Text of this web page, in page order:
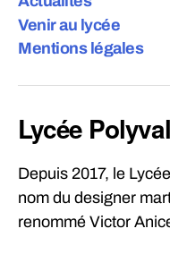
Venir au lycée
Mentions légales
Lycée
Depuis 2017, le
nom du designer
renommé Victor